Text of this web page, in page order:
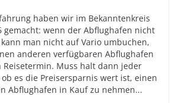
haben wir im Bekanntenkreis
gemacht: wenn der Abflughafen nicht
man nicht auf Vario umbuchen,
anderen verfügbaren Abflughafen
Muss halt dann jeder
es die Preisersparnis wert ist, einen
Abflughafen in Kauf zu nehmen...